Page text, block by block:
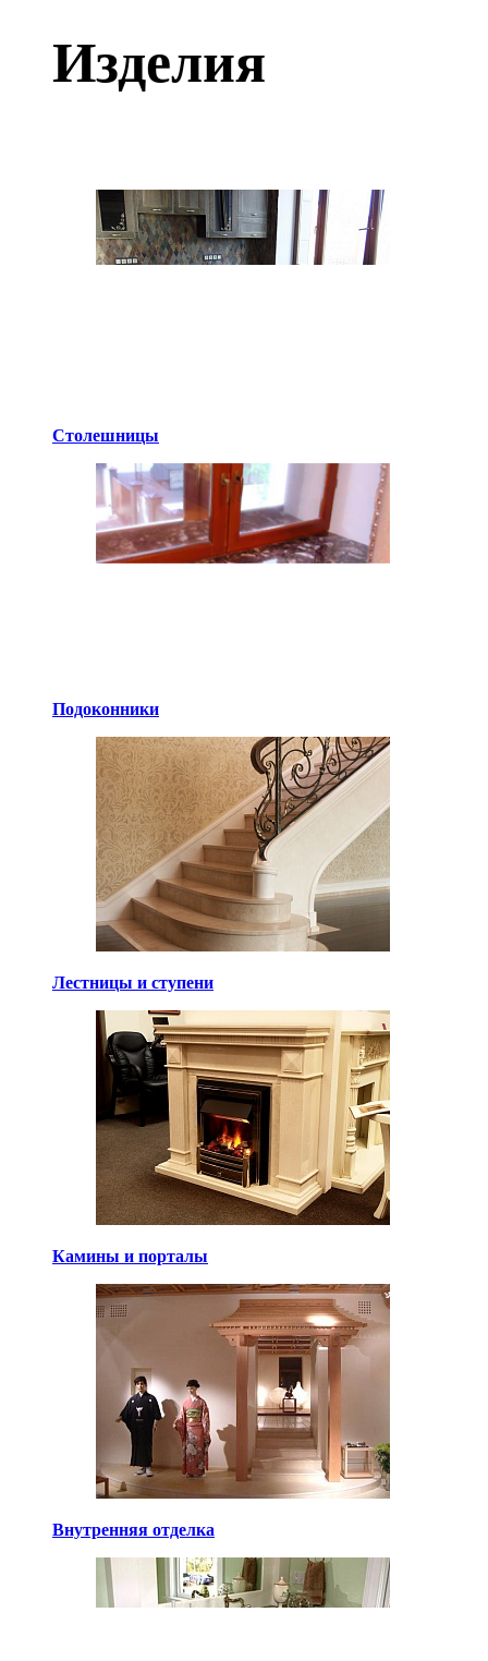
Изделия
Столешницы
Подоконники
Лестницы и ступени
Камины и порталы
Внутренняя отделка